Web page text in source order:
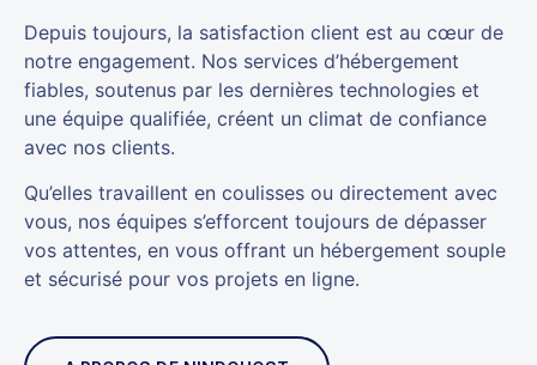
Depuis toujours, la satisfaction client est au cœur de
notre engagement. Nos services d’hébergement
fiables, soutenus par les dernières technologies et
une équipe qualifiée, créent un climat de confiance
avec nos clients.
Qu’elles travaillent en coulisses ou directement avec
vous, nos équipes s’efforcent toujours de dépasser
vos attentes, en vous offrant un hébergement souple
et sécurisé pour vos projets en ligne.